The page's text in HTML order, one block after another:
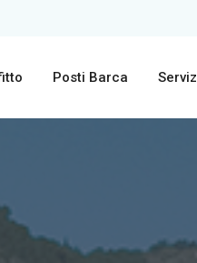
Posti Barca